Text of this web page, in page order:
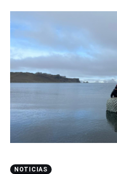
COMUNICACIONES
CONTACTO
NOTICIAS